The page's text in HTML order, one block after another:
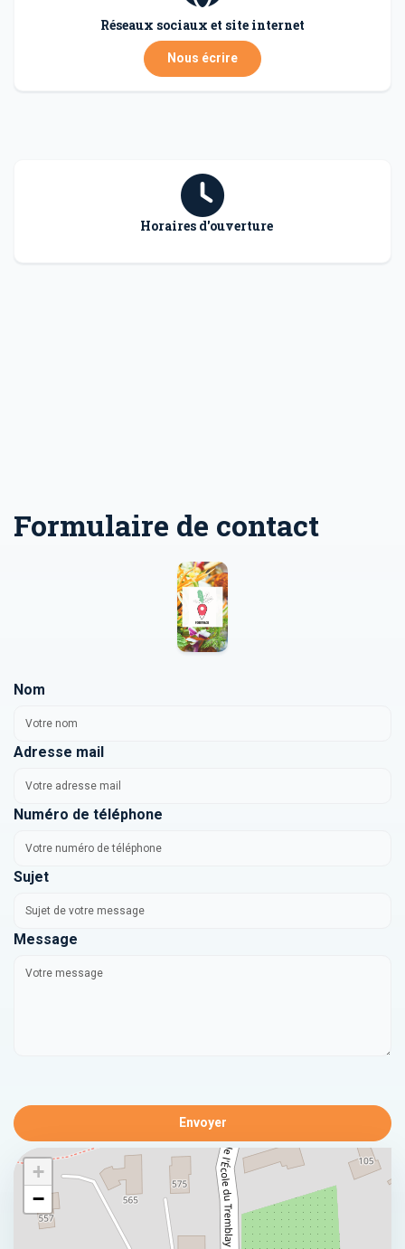
Réseaux sociaux et site internet
Nous écrire
Horaires d'ouverture
Formulaire de contact
Nom
Adresse mail
Numéro de téléphone
Sujet
Message
Envoyer
+
−